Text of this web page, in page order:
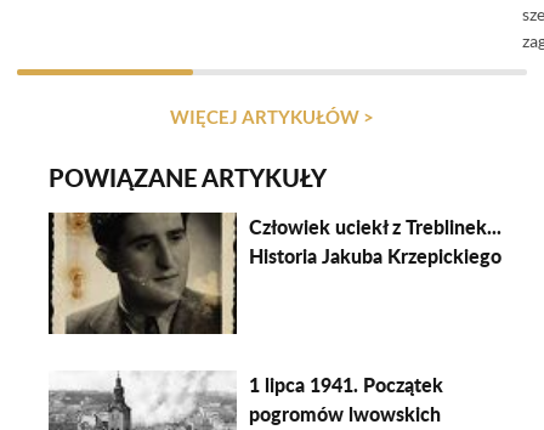
WIĘCEJ ARTYKUŁÓW >
POWIĄZANE ARTYKUŁY
Człowiek uciekł z Treblinek...
Historia Jakuba Krzepickiego
1 lipca 1941. Początek
pogromów lwowskich